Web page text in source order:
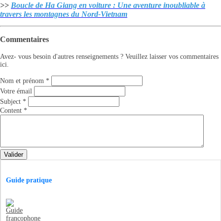
>> Boucle de Ha Giang en voiture : Une aventure inoubliable à
travers les montagnes du Nord-Vietnam
Commentaires
Avez- vous besoin d'autres renseignements ? Veuillez laisser vos commentaires
ici.
Nom et prénom *
Votre émail
Subject *
Content *
Valider
Guide pratique